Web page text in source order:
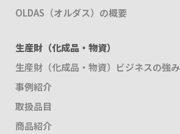
OLDAS（オルダス）の概要
生産財（化成品・物資）
生産財（化成品・物資）ビジネスの強み
事例紹介
取扱品目
商品紹介